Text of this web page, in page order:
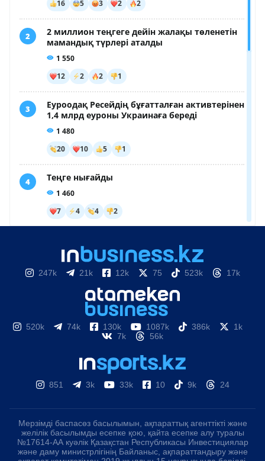
247k 21k 12k 75 523k 17k
520k 74k 130k 1087k 386k
1k
7k
56k
851 3k 33k 10 9k 24
Мерзімді баспасөз басылымын, ақпараттық агенттікті және
желілік басылымды есепке қою, қайта есепке алу туралы
№17614-АА куәлік Қазақстан Республикасы Инвестициялар
және даму министрлігінің Байланыс, ақпараттандыру және